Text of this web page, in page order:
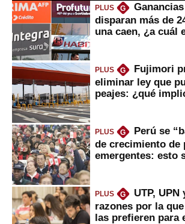
PLUS G
disparan más de
una caen, ¿a cuál
PLUS G
Fujimori
eliminar ley que
peajes: ¿qué
PLUS G
Perú se
de crecimiento de
emergentes: esto
PLUS G
UTP,
razones por la
las prefieren para